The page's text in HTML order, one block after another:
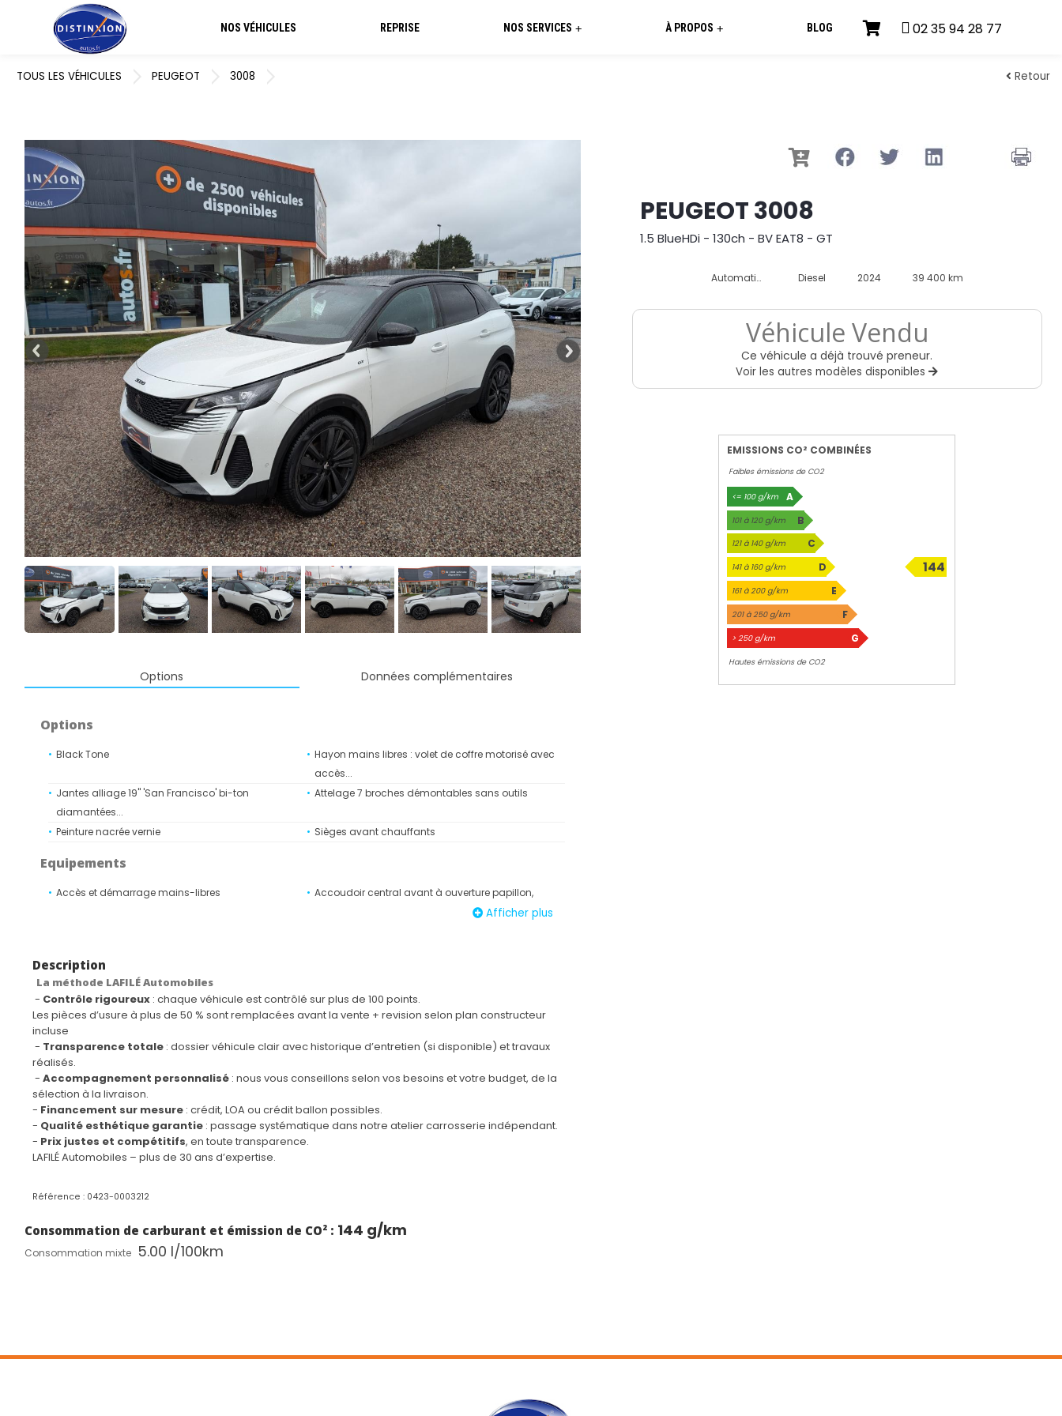
NOS VÉHICULES REPRISE +
NOS SERVICES +
À PROPOS BLOG 02 35 94 28 77
TOUS LES VÉHICULES PEUGEOT 3008 Retour
Options Données complémentaires
Options
Black Tone
Hayon mains libres : volet de coffre motorisé avec
accès...
Jantes alliage 19" 'San Francisco' bi-ton
diamantées...
Attelage 7 broches démontables sans outils
Peinture nacrée vernie Sièges avant chauffants
Equipements
Accès et démarrage mains-libres
Accoudoir central avant à ouverture papillon,
avec compartiment de rangement éclairé et
aérateurs aux places arrière
Airbags latéraux conducteur et passager avant
arrière
Appuis-tête à sécurité optimisée réglables en
hauteur sur les sièges conducteur et passager
avant ainsi que sur les places latérales arrières
Banquette rabattable 1/3 - 2/3 (commandes
dans le coffre) avec accoudoir et trappe à skis
Barres de toit longitudinales en aluminium
Calandre GT avec design évolutif chromé
Canules d'échappement de style chromées
Coques de rétroviseurs extérieurs Noir Perla Nera
Drive Mode : Choix de 2 modes de conduite (Eco
ou Sport)
Driver Sport Pack
Fixations Isofix aux places latérales arrière
Fonction 'Mirror Screen' (Apple Carplay / Android
Afficher plus
Description
La méthode LAFILÉ Automobiles
- Contrôle rigoureux : chaque véhicule est contrôlé sur plus de 100 points.
Les pièces d’usure à plus de 50 % sont remplacées avant la vente + revision selon plan constructeur
incluse
- Transparence totale : dossier véhicule clair avec historique d’entretien (si disponible) et travaux
réalisés.
- Accompagnement personnalisé : nous vous conseillons selon vos besoins et votre budget, de la
sélection à la livraison.
- Financement sur mesure : crédit, LOA ou crédit ballon possibles.
- Qualité esthétique garantie : passage systématique dans notre atelier carrosserie indépendant.
- Prix justes et compétitifs, en toute transparence.
LAFILÉ Automobiles – plus de 30 ans d’expertise.
Référence : 0423-0003212
Consommation de carburant et émission de CO² : 144 g/km
Consommation mixte 5.00 l/100km
PEUGEOT 3008
1.5 BlueHDi - 130ch - BV EAT8 - GT
Automatique Diesel 2024 39 400 km
Véhicule Vendu
Ce véhicule a déjà trouvé preneur.
Voir les autres modèles disponibles
EMISSIONS CO² COMBINÉES
Faibles émissions de CO2
<= 100 g/km A
101 à 120 g/km B
121 à 140 g/km C
141 à 160 g/km D
144
161 à 200 g/km E
201 à 250 g/km F
> 250 g/km G
Hautes émissions de CO2